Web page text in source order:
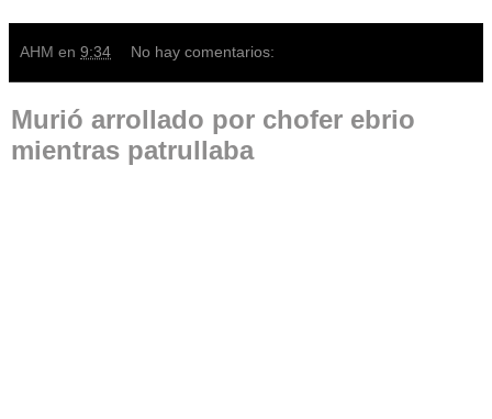
AHM en 9:34 No hay comentarios:
Murió arrollado por chofer ebrio
mientras patrullaba